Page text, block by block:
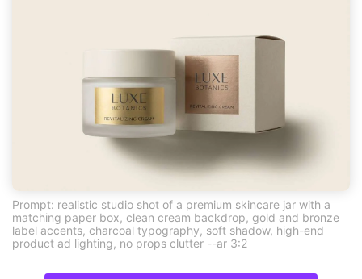
Prompt: realistic studio shot of a premium skincare jar with a
matching paper box, clean cream backdrop, gold and bronze
label accents, charcoal typography, soft shadow, high-end
product ad lighting, no props clutter --ar 3:2